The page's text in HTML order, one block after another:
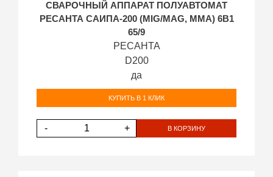
СВАРОЧНЫЙ АППАРАТ ПОЛУАВТОМАТ
РЕСАНТА САИПА-200 (MIG/MAG, MMA) 6В1
65/9
РЕСАНТА
D200
да
КУПИТЬ В 1 КЛИК
- + В КОРЗИНУ